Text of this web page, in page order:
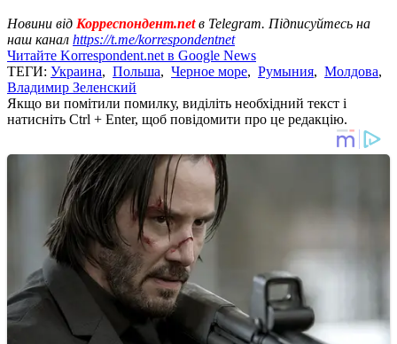
Новини від Корреспондент.netв Telegram. Підписуйтесь на
наш канал https://t.me/korrespondentnet
Читайте Korrespondent.net в Google News
ТЕГИ: Украина, Польша, Черное море, Румыния, Молдова,
Владимир Зеленский
Якщо ви помітили помилку, виділіть необхідний текст і
натисніть Ctrl + Enter, щоб повідомити про це редакцію.